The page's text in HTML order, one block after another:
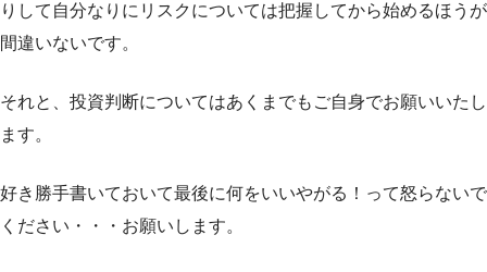
りして自分なりにリスクについては把握してから始めるほうが
間違いないです。
それと、投資判断についてはあくまでもご自身でお願いいたし
ます。
好き勝手書いておいて最後に何をいいやがる！って怒らないで
ください・・・お願いします。